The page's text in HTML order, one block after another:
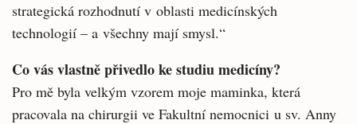
strategická rozhodnutí v oblasti medicínských
technologií – a všechny mají smysl.“
Co vás vlastně přivedlo ke studiu medicíny?
Pro mě byla velkým vzorem moje maminka, která
pracovala na chirurgii ve Fakultní nemocnici u sv. Anny